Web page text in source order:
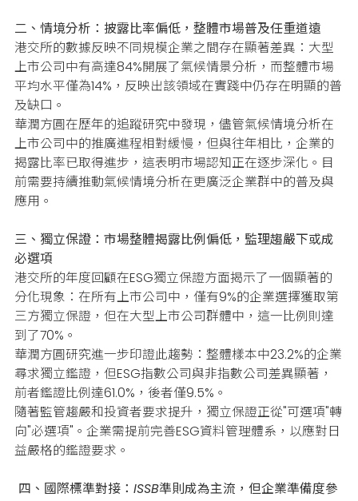
二、情境分析：披露比率偏低，整體市場普及任重道遠
港交所的數據反映不同規模企業之間存在顯著差異：大型
上市公司中有高達84%開展了氣候情景分析，而整體市場
平均水平僅為14%，反映出該領域在實踐中仍存在明顯的普
及缺口。
華潤方圓在歷年的追蹤研究中發現，儘管氣候情境分析在
上市公司中的推廣進程相對緩慢，但與往年相比，企業的
揭露比率已取得進步，這表明市場認知正在逐步深化。 目
前需要持續推動氣候情境分析在更廣泛企業群中的普及與
應用。
三、獨立保證：市場整體揭露比例偏低，監理趨嚴下或成
必選項
港交所的年度回顧在ESG獨立保證方面揭示了一個顯著的
分化現象：在所有上市公司中，僅有9%的企業選擇獲取第
三方獨立保證，但在大型上市公司群體中，這一比例則達
到了70%。
華潤方圓研究進一步印證此趨勢：整體樣本中23.2%的企業
尋求獨立鑑證，但ESG指數公司與非指數公司差異顯著，
前者鑑證比例達61.0%，後者僅9.5%。
隨著監管趨嚴和投資者要求提升，獨立保證正從"可選項"轉
向"必選項"。 企業需提前完善ESG資料管理體系，以應對日
益嚴格的鑑證要求。
四、國際標準對接：ISSB準則成為主流，但企業準備度參